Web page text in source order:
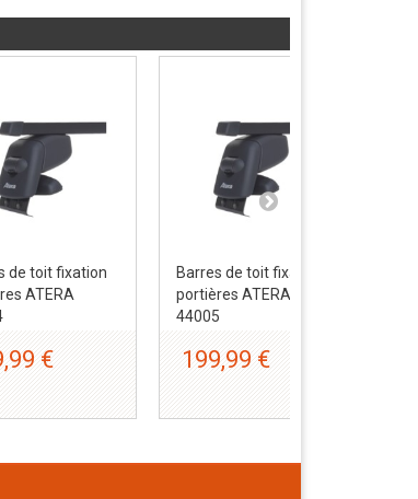
de toit fixation
ATERA
€
Barres de toit fixation
portières ATERA
44005
199,99 €